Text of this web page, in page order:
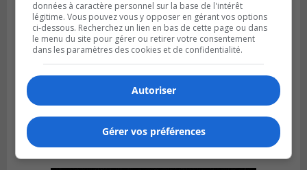
LA PRAIRIE
Publié le 5 août 2026 à 11h59
La Prairie loue des espaces de glace
jusqu’en avril 2027
données à caractère personnel sur la base de l'intérêt
légitime. Vous pouvez vous y opposer en gérant vos options
ci-dessous. Recherchez un lien en bas de cette page ou dans
le menu du site pour gérer ou retirer votre consentement
dans les paramètres des cookies et de confidentialité.
Autoriser
Gérer vos préférences